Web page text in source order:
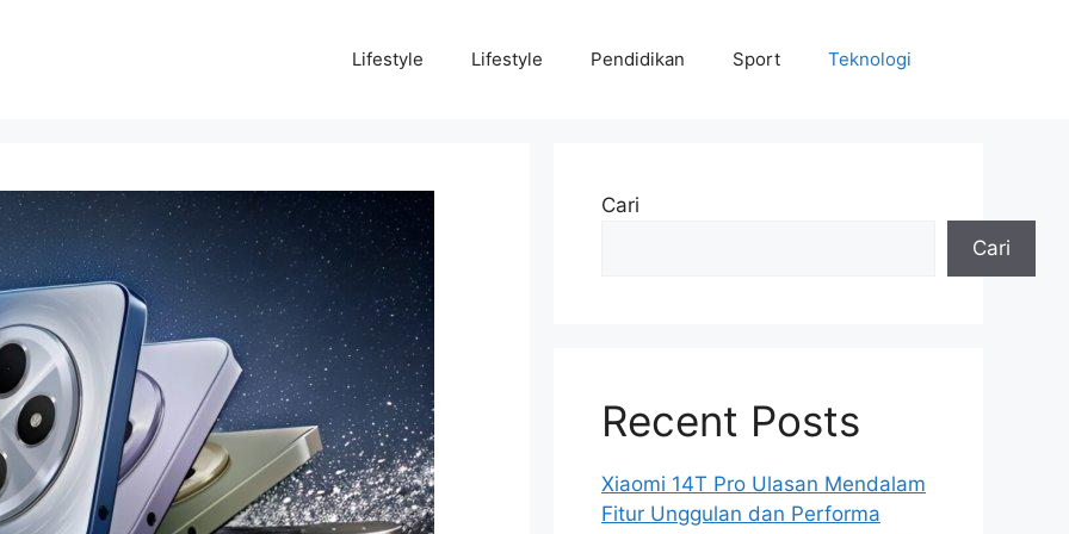
Lifestyle Lifestyle Pendidikan Sport Teknologi
Cari
Cari
Recent Posts
Xiaomi 14T Pro Ulasan Mendalam
Fitur Unggulan dan Performa